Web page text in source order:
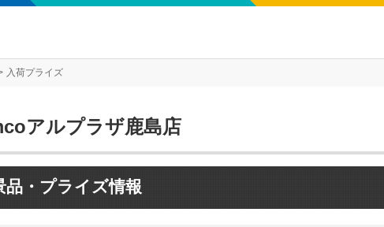
入荷プライズ
アルプラザ鹿島店
品・プライズ情報